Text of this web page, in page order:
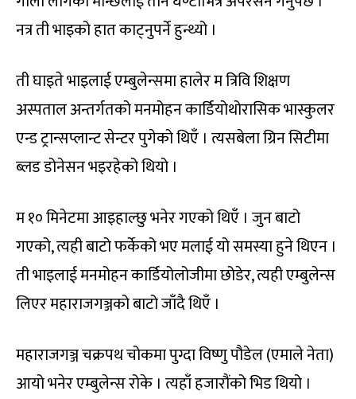
नत्र ती भाइको हात काट्नुपर्ने हुन्थ्यो ।
ती घाइते भाइलाई एम्बुलेन्समा हालेर म त्रिवि शिक्षण
अस्पताल अन्तर्गतको मनमोहन कार्डियोथोरासिक भास्कुलर
एन्ड ट्रान्सप्लान्ट सेन्टर पुगेको थिएँ । त्यसबेला ग्रिन सिटीमा
ब्लड डोनेसन भइरहेको थियो ।
म १० मिनेटमा आइहाल्छु भनेर गएको थिएँ । जुन बाटो
गएको, त्यही बाटो फर्केको भए मलाई यो समस्या हुने थिएन ।
ती भाइलाई मनमोहन कार्डियोलोजीमा छोडेर, त्यही एम्बुलेन्स
लिएर महाराजगञ्जको बाटो जाँदै थिएँ ।
महाराजगञ्ज चक्रपथ चोकमा पुग्दा विष्णु पौडेल (एमाले नेता)
आयो भनेर एम्बुलेन्स रोके । त्यहाँ हजारौंको भिड थियो ।